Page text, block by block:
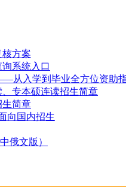
方案
系统入口
从入学到毕业全方位资助
专本硕连读招生简章
简章
向国内招生
俄文版）